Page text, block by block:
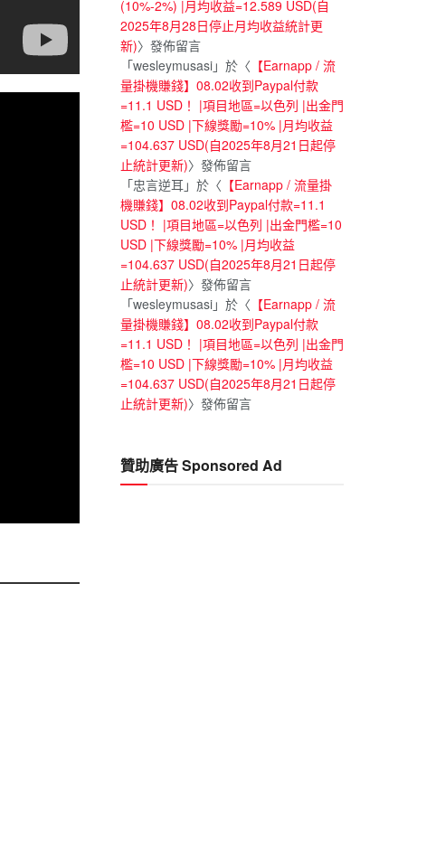
(10%-2%) |月均收益=12.589 USD(自
2025年8月28日停止月均收益統計更
新)〉發佈留言
「wesleymusasi」於〈 【Earnapp / 流
量掛機賺錢】08.02收到Paypal付款
=11.1 USD！ |項目地區=以色列 |出金門
檻=10 USD |下線獎勵=10% |月均收益
=104.637 USD(自2025年8月21日起停
止統計更新)〉發佈留言
「忠言逆耳 」於〈 【Earnapp / 流量掛
機賺錢】08.02收到Paypal付款=11.1
USD！ |項目地區=以色列 |出金門檻=10
USD |下線獎勵=10% |月均收益
=104.637 USD(自2025年8月21日起停
止統計更新)〉發佈留言
「wesleymusasi」於〈 【Earnapp / 流
量掛機賺錢】08.02收到Paypal付款
=11.1 USD！ |項目地區=以色列 |出金門
檻=10 USD |下線獎勵=10% |月均收益
=104.637 USD(自2025年8月21日起停
止統計更新)〉發佈留言
贊助廣告 Sponsored Ad